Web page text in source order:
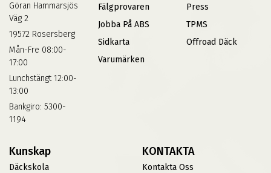
Göran Hammarsjös
Väg 2
19572 Rosersberg
Mån-Fre 08:00-
17:00
Lunchstängt 12:00-
13:00
Bankgiro: 5300-
1194
Fälgprovaren
Jobba På ABS
Sidkarta
Varumärken
Press
TPMS
Offroad Däck
Kunskap
Däckskola
KONTAKTA
Kontakta Oss